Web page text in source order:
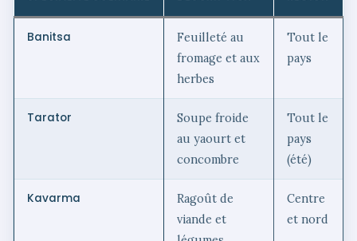
Banitsa
Feuilleté au
fromage et aux
herbes
Tout le
pays
Tarator
Soupe froide
au yaourt et
concombre
Tout le
pays
(été)
Kavarma
Ragoût de
viande et
Centre
et nord